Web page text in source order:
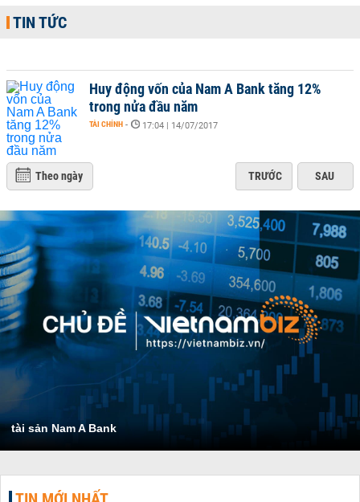
TIN TỨC
Huy động vốn của Nam A Bank tăng 12%
trong nửa đầu năm
TÀI CHÍNH - 17:04 | 14/07/2017
Theo ngày TRƯỚC SAU
tài sản Nam A Bank